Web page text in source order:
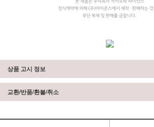
상품 고시 정보
교환/반품/환불/취소